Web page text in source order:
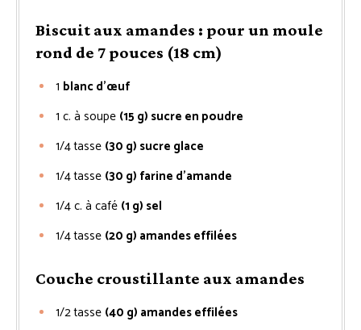
Biscuit aux amandes : pour un moule
rond de 7 pouces (18 cm)
1 blanc d’œuf
1 c. à soupe (15 g) sucre en poudre
1/4tasse (30 g) sucre glace
1/4tasse (30 g) farine d’amande
1/4c. à café (1 g) sel
1/4tasse (20 g) amandes effilées
Couche croustillante aux amandes
1/2tasse (40 g) amandes effilées